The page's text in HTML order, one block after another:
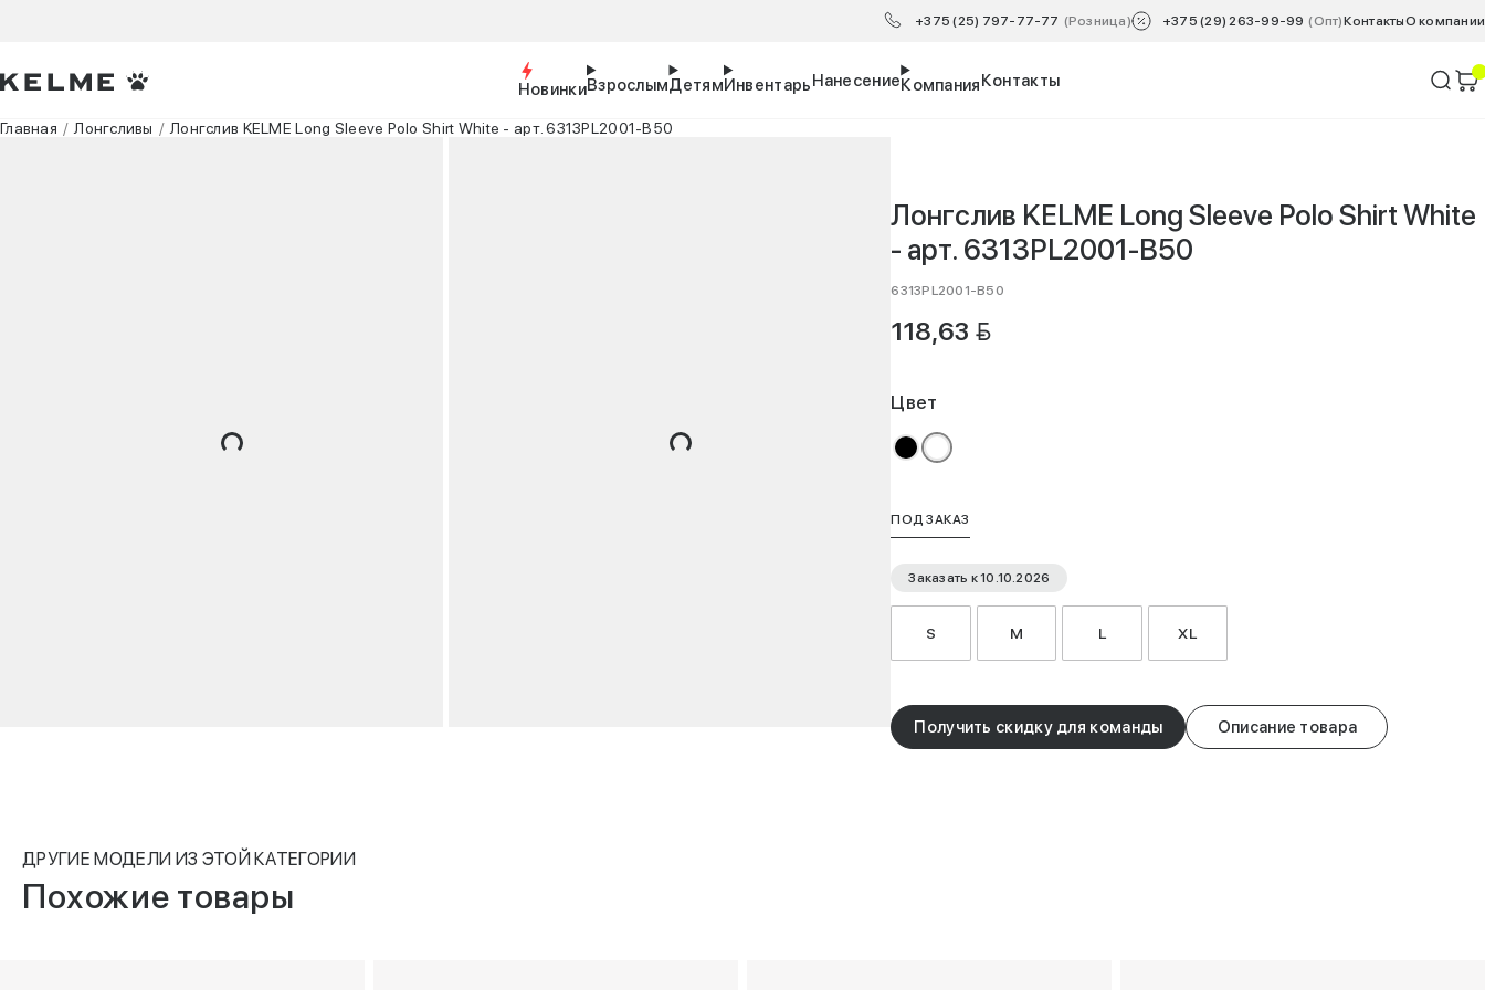
+375 (25) 797-77-77 (Розница) +375 (29) 263-99-99 (Опт)КонтактыO компании
НовинкиВзрослымДетямИнвентарьНанесениеКомпанияКонтакты
Главная Лонгсливы Лонгслив KELME Long Sleeve Polo Shirt White - арт. 6313PL2001-B50
Лонгслив KELME Long Sleeve Polo Shirt White
- арт. 6313PL2001-B50
6313PL2001-B50
118,63 BYN
Цвет
ПОД ЗАКАЗ
Заказать к10.10.2026
S M L XL
Получить скидку для команды Описание товара
ДРУГИЕ МОДЕЛИ ИЗ ЭТОЙ КАТЕГОРИИ
Похожие товары